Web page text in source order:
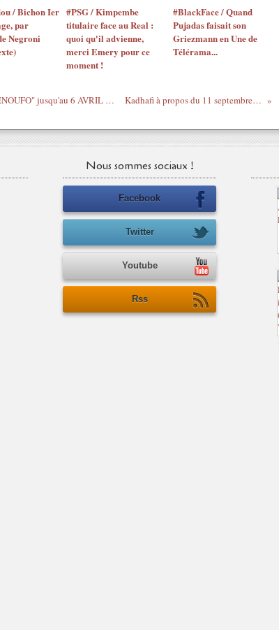
/ Bichon Ier
par
Negroni
#PSG / Kimpembe
titulaire face au Real :
quoi qu'il advienne,
merci Emery pour ce
moment !
#BlackFace / Quand
Pujadas faisait son
Griezmann en Une de
Télérama...
Agenda (toujours) ! - Exposition "SENOUFO" jusqu'au 6 AVRIL 2011 - Galerie d'Art Premier Kadhafi à propos du 11 septembre et de Ben Laden
Nous sommes sociaux !
Facebook
Twitter
Youtube
Rss